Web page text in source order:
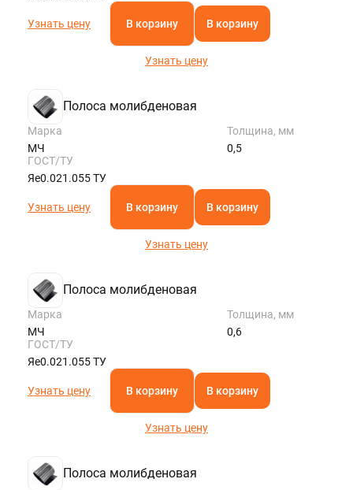
Узнать цену В корзину В корзину
Узнать цену
Полоса молибденовая
Марка
МЧ
Толщина, мм
0,5
ГОСТ/ТУ
Яе0.021.055 ТУ
Узнать цену В корзину В корзину
Узнать цену
Полоса молибденовая
Марка
МЧ
Толщина, мм
0,6
ГОСТ/ТУ
Яе0.021.055 ТУ
Узнать цену В корзину В корзину
Узнать цену
Полоса молибденовая